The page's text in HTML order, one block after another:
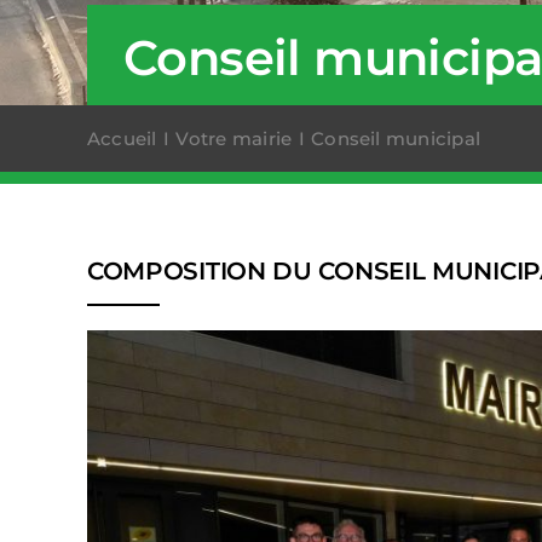
Conseil
Accueil Votre mairie Conseil municipal
COMPOSITION DU CONSEIL